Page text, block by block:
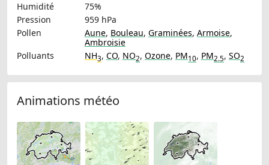
Humidité
75%
Pression
959 hPa
Pollen
Aune, Bouleau, Graminées, Armoise,
Ambroisie
Polluants
NH3, CO, NO2, Ozone, PM10, PM2.5, SO2
Animations météo